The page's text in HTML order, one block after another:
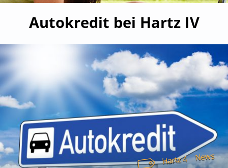
Autokredit bei Hartz IV
Hartz 4 News